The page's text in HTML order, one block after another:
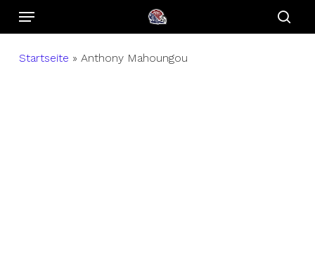
SkipMenu
Startseite » Anthony Mahoungou